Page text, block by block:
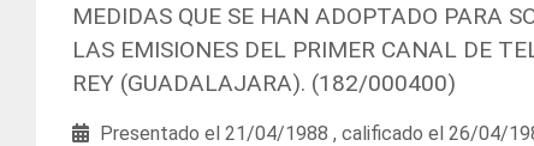
MEDIDAS QUE SE HAN ADOPTADO PARA
LAS EMISIONES DEL PRIMER CANAL DE
REY (GUADALAJARA). (182/000400)
Presentado el 21/04/1988 , calificado el 26/04/